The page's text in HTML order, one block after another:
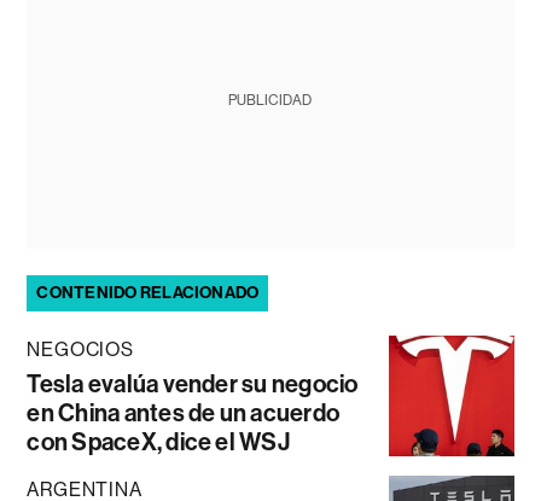
PUBLICIDAD
CONTENIDO RELACIONADO
NEGOCIOS
Tesla evalúa vender su negocio
en China antes de un acuerdo
con SpaceX, dice el WSJ
ARGENTINA